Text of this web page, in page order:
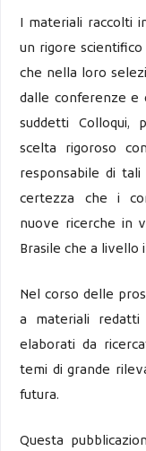
I materiali raccolti
un rigore
che nella loro
dalle conferenze e
suddetti Colloqui,
scelta rigoroso
responsabile di
certezza che i
nuove ricerche in
Brasile che a livello
Nel corso delle
a materiali redatti
elaborati da
temi di grande
futura.
Questa